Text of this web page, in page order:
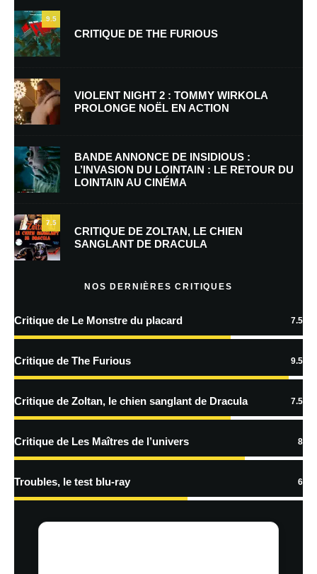
Nom*
E-mail *
Enregistrer mon nom, mon e-mail et mon site dans le navigateur pour
mon prochain commentaire.
Prévenez-moi de tous les nouveaux commentaires par e-mail.
Prévenez-moi de tous les nouveaux articles par e-mail.
En savoir
traitées
9.5
CRITIQUE DE THE FURIOUS
VIOLENT NIGHT 2 : TOMMY WIRKOLA
PROLONGE NOËL EN ACTION
BANDE ANNONCE DE INSIDIOUS :
L’INVASION DU LOINTAIN : LE RETOUR DU
LOINTAIN AU CINÉMA
7.5
CRITIQUE DE ZOLTAN, LE CHIEN
SANGLANT DE DRACULA
NOS DERNIÈRES CRITIQUES
Critique de Le Monstre du placard 7.5
Critique de The Furious 9.5
Critique de Zoltan, le chien sanglant de Dracula 7.5
Critique de Les Maîtres de l’univers 8
Troubles, le test blu-ray 6